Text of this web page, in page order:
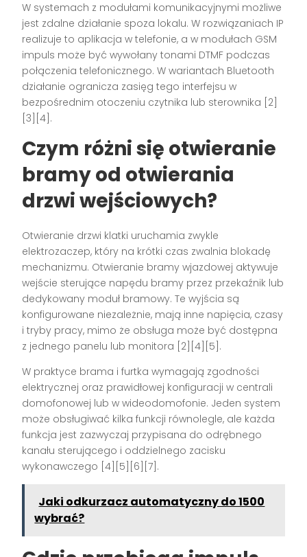
W systemach z modułami komunikacyjnymi możliwe
jest zdalne działanie spoza lokalu. W rozwiązaniach IP
realizuje to aplikacja w telefonie, a w modułach GSM
impuls może być wywołany tonami DTMF podczas
połączenia telefonicznego. W wariantach Bluetooth
działanie ogranicza zasięg tego interfejsu w
bezpośrednim otoczeniu czytnika lub sterownika [2]
[3][4].
Czym różni się otwieranie
bramy od otwierania
drzwi wejściowych?
Otwieranie drzwi klatki uruchamia zwykle
elektrozaczep, który na krótki czas zwalnia blokadę
mechanizmu. Otwieranie bramy wjazdowej aktywuje
wejście sterujące napędu bramy przez przekaźnik lub
dedykowany moduł bramowy. Te wyjścia są
konfigurowane niezależnie, mają inne napięcia, czasy
i tryby pracy, mimo że obsługa może być dostępna
z jednego panelu lub monitora [2][4][5].
W praktyce brama i furtka wymagają zgodności
elektrycznej oraz prawidłowej konfiguracji w centrali
domofonowej lub w wideodomofonie. Jeden system
może obsługiwać kilka funkcji równolegle, ale każda
funkcja jest zazwyczaj przypisana do odrębnego
kanału sterującego i oddzielnego zacisku
wykonawczego [4][5][6][7].
Jaki odkurzacz automatyczny do 1500
wybrać?